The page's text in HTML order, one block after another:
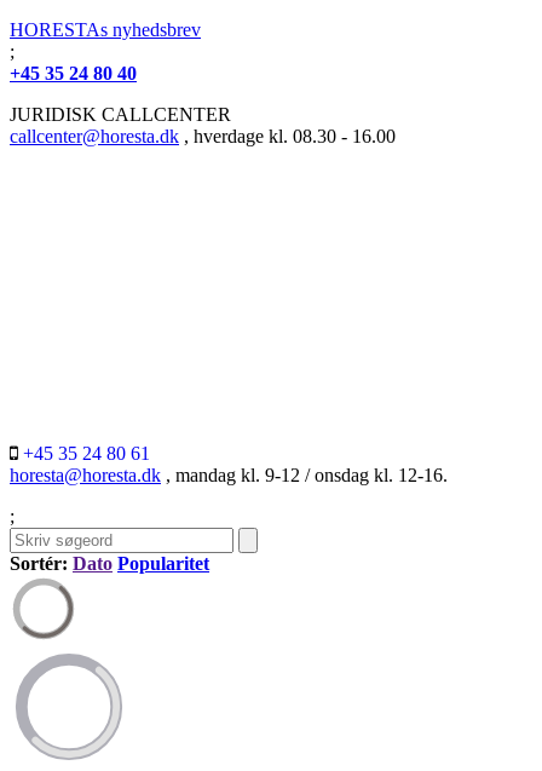
HORESTAs nyhedsbrev
;
+45 35 24 80 40
JURIDISK CALLCENTER
callcenter@horesta.dk , hverdage kl. 08.30 - 16.00
+45 35 24 80 61
horesta@horesta.dk , mandag kl. 9-12 / onsdag kl. 12-16.
;
Sortér: Dato Popularitet